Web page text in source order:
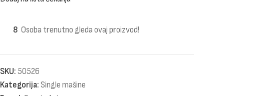
8 Osoba trenutno gleda ovaj proizvod!
SKU: 50526
Kategorija: Single mašine